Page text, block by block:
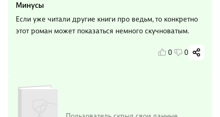
Минусы
Если уже читали другие книги про ведьм, то конкретно
этот роман может показаться немного скучноватым.
0 0